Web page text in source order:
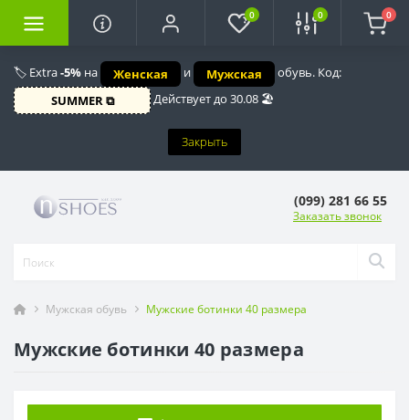
🏷️ Extra-5% на Женская и Мужская
обувь. Код:
SUMMER ⧉
Действует до 30.08 🏖️
Закрыть
0 0 0
(099) 281 66 55
Заказать звонок
Мужская обувь Мужские ботинки 40 размера
Мужские ботинки 40 размера